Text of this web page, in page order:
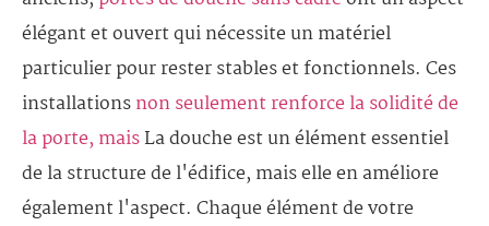
élégant et ouvert qui nécessite un matériel
particulier pour rester stables et fonctionnels. Ces
installationsnon seulement renforce la solidité de
la porte, maisLa douche est un élément essentiel
de la structure de l'édifice, mais elle en améliore
également l'aspect. Chaque élément de votre